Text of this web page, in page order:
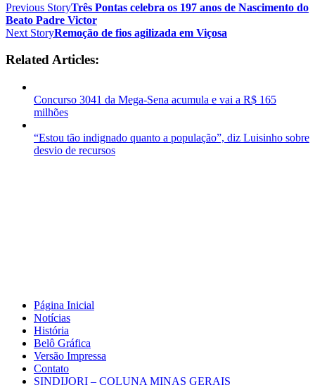
Previous StoryTrês Pontas celebra os 197 anos de Nascimento do
Beato Padre Victor
Next StoryRemoção de fios agilizada em Viçosa
Related Articles:
Concurso 3041 da Mega-Sena acumula e vai a R$ 165
milhões
“Estou tão indignado quanto a população”, diz Luisinho sobre
desvio de recursos
Página Inicial
Notícias
História
Belô Gráfica
Versão Impressa
Contato
SINDIJORI – COLUNA MINAS GERAIS